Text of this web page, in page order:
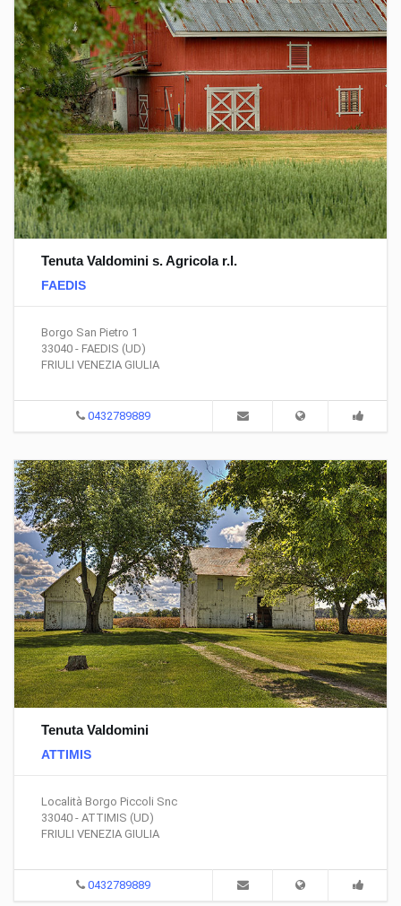
Tenuta Valdomini s. Agricola r.l.
FAEDIS
Borgo San Pietro 1
33040 - FAEDIS (UD)
FRIULI VENEZIA GIULIA
0432789889
Tenuta Valdomini
ATTIMIS
Località Borgo Piccoli Snc
33040 - ATTIMIS (UD)
FRIULI VENEZIA GIULIA
0432789889